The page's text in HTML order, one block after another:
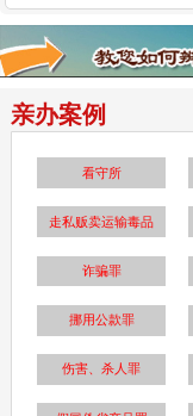
亲办案例
看守所
走私贩卖运输毒品
诈骗罪
挪用公款罪
伤害、杀人罪